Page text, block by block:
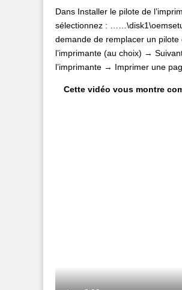
Dans Installer le pilote de
sélectionnez :
demande de remplacer un
l’imprimante (au choix) →
l’imprimante → Imprimer une
Cette vidéo vous montre